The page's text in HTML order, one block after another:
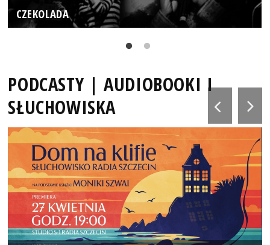
CZEKOLADA
PODCASTY | AUDIOBOOKI I
SŁUCHOWISKA